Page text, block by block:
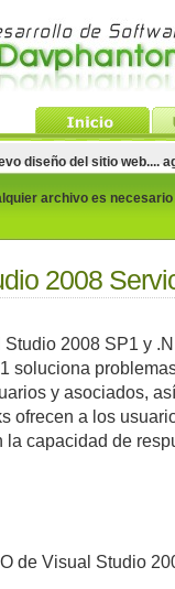
diseño del sitio web....
archivo es
2008
2008 SP1 y
soluciona
y asociados,
ofrecen a los
la capacidad de
de Visual Studio